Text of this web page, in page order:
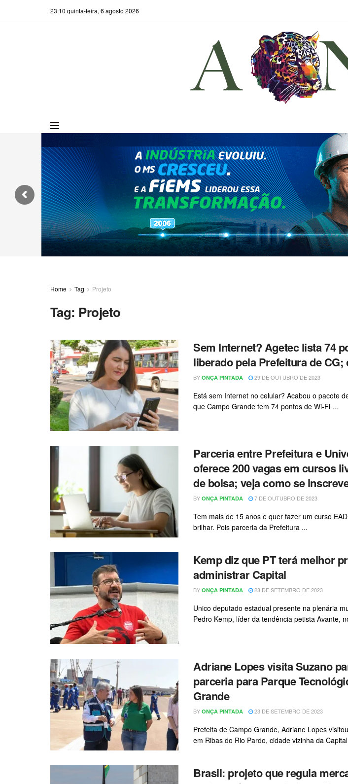
23:10 quinta-feira, 6 agosto 2026
Home Tag Projeto
Tag: Projeto
Sem Internet? Agetec lista 74
liberado pela Prefeitura de CG;
BY ONÇA PINTADA 29 DE OUTUBRO DE 2023
Está sem Internet no celular? Acabou o pacote
que Campo Grande tem 74 pontos de Wi-Fi ...
Parceria entre Prefeitura e
oferece 200 vagas em cursos
de bolsa; veja como se
BY ONÇA PINTADA 7 DE OUTUBRO DE 2023
Tem mais de 15 anos e quer fazer um curso
brilhar. Pois parceria da Prefeitura ...
Kemp diz que PT terá melhor
administrar Capital
BY ONÇA PINTADA 23 DE SETEMBRO DE 2023
Unico deputado estadual presente na plenária
Pedro Kemp, líder da tendência petista Avante,
Adriane Lopes visita Suzano
parceria para Parque
Grande
BY ONÇA PINTADA 23 DE SETEMBRO DE 2023
Prefeita de Campo Grande, Adriane Lopes
em Ribas do Rio Pardo, cidade vizinha da
Brasil: projeto que regula